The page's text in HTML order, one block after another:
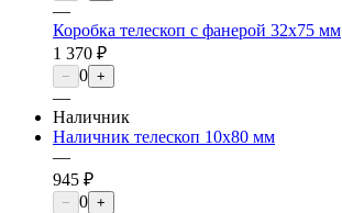
—
Коробка телескоп с фанерой 32х75 мм
1 370 ₽
− 0 +
—
Наличник
Наличник телескоп 10х80 мм
—
945 ₽
− 0 +